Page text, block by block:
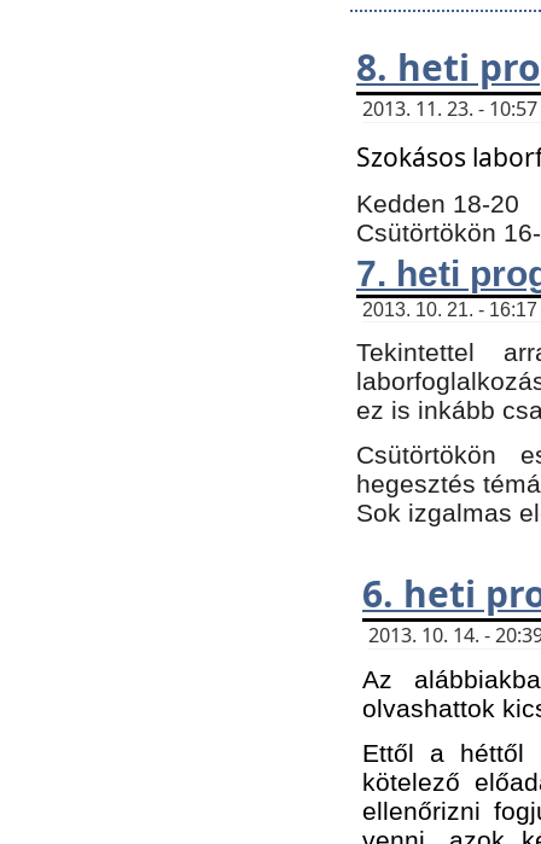
8. heti
2013. 11. 23. -
Szokásos
Kedden 18-20
Csütörtökön
7. heti
2013. 10. 21. -
Tekintettel
ez is inkább
Csütörtökön
hegesztés
Sok izgalmas
6. heti
2013. 10. 14. -
Az
olvashattok
Ettől a héttől
kötelező
ellenőrizni